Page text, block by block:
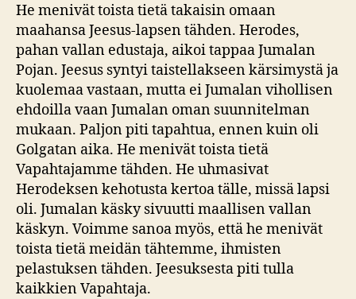
He menivät toista tietä takaisin omaan
maahansa Jeesus-lapsen tähden. Herodes,
pahan vallan edustaja, aikoi tappaa Jumalan
Pojan. Jeesus syntyi taistellakseen kärsimystä ja
kuolemaa vastaan, mutta ei Jumalan vihollisen
ehdoilla vaan Jumalan oman suunnitelman
mukaan. Paljon piti tapahtua, ennen kuin oli
Golgatan aika. He menivät toista tietä
Vapahtajamme tähden. He uhmasivat
Herodeksen kehotusta kertoa tälle, missä lapsi
oli. Jumalan käsky sivuutti maallisen vallan
käskyn. Voimme sanoa myös, että he menivät
toista tietä meidän tähtemme, ihmisten
pelastuksen tähden. Jeesuksesta piti tulla
kaikkien Vapahtaja.